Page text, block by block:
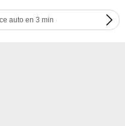
auto en 3 min